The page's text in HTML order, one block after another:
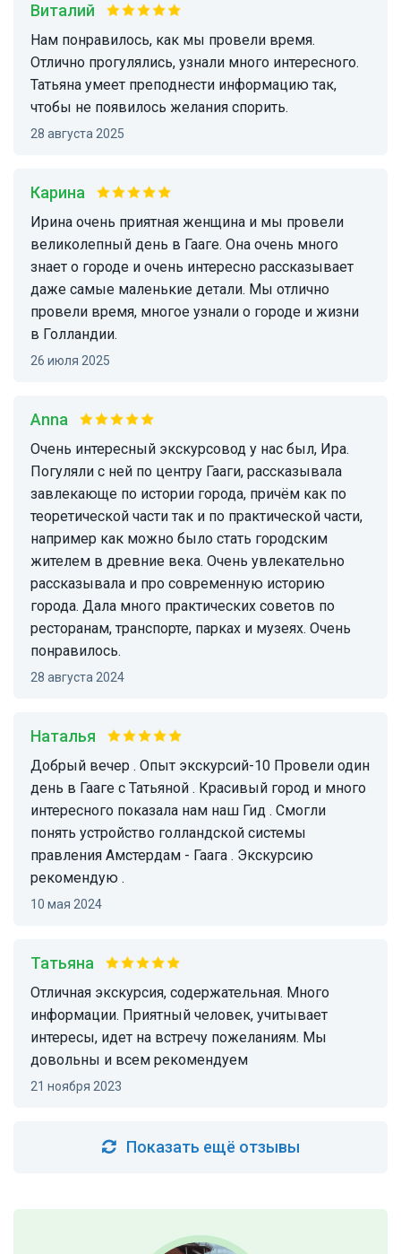
Виталий
Нам понравилось, как мы провели время.
Отлично прогулялись, узнали много интересного.
Татьяна умеет преподнести информацию так,
чтобы не появилось желания спорить.
28 августа 2025
Карина
Ирина очень приятная женщина и мы провели
великолепный день в Гааге. Она очень много
знает о городе и очень интересно рассказывает
даже самые маленькие детали. Мы отлично
провели время, многое узнали о городе и жизни
в Голландии.
26 июля 2025
Anna
Очень интересный экскурсовод у нас был, Ира.
Погуляли с ней по центру Гааги, рассказывала
завлекающе по истории города, причём как по
теоретической части так и по практической части,
например как можно было стать городским
жителем в древние века. Очень увлекательно
рассказывала и про современную историю
города. Дала много практических советов по
ресторанам, транспорте, парках и музеях. Очень
понравилось.
28 августа 2024
Наталья
Добрый вечер . Опыт экскурсий-10 Провели один
день в Гааге с Татьяной . Красивый город и много
интересного показала нам наш Гид . Смогли
понять устройство голландской системы
правления Амстердам - Гаага . Экскурсию
рекомендую .
10 мая 2024
Татьяна
Отличная экскурсия, содержательная. Много
информации. Приятный человек, учитывает
интересы, идет на встречу пожеланиям. Мы
довольны и всем рекомендуем
21 ноября 2023
Показать ещё отзывы